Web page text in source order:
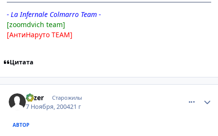
- La Infernale Colmarro Team -
[zoomdvich team]
[АнтиНаруто TEAM]
Цитата
Fazer Старожилы
7 Ноября, 200421 г
АВТОР